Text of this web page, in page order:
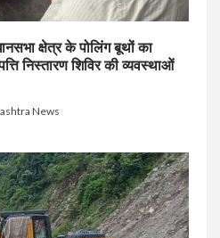
क्षेत्र के पोलिंग बूथों का
निस्तारण शिविर की व्यवस्थाओं
News